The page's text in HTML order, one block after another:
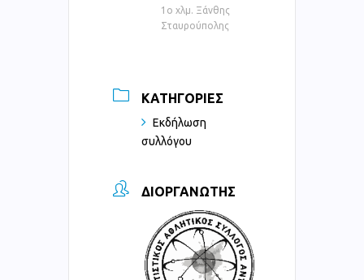
1ο χλμ. Ξάνθης
Σταυρούπολης
ΚΑΤΗΓΟΡΊΕΣ
Εκδήλωση
συλλόγου
ΔΙΟΡΓΑΝΩΤΉΣ